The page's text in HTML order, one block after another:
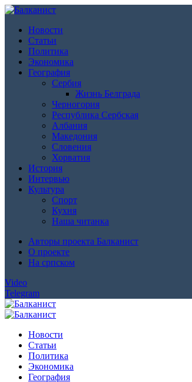
Новости
Статьи
Политика
Экономика
География
Сербия
Жизнь Белграда
Черногория
Республика Сербская
Албания
Македония
Словения
Хорватия
История
Интервью
Культура
Спорт
Кухня
Наша читанка
Авторы проекта Балканист
О проекте
На српском
Video
Telegram
Новости
Статьи
Политика
Экономика
География